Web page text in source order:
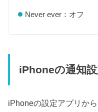
Never ever：オフ
iPhoneの通知
iPhoneの設定アプリか